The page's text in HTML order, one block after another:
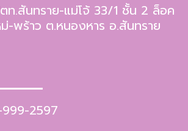
ท.สันทราย-แม่โจ้ 33/1 ชั้น 2 ล็อค
-พร้าว ต.หนองหาร อ.สันทราย
2597